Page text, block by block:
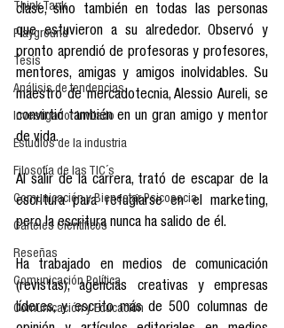
Think Tank
Playground
Tesis
Análisis de tendencias
Investigador Invitado
Estudios de la industria
Filosofía de las TIC´s
Comunicación y Bienestar Psicosocia
Carteles Científicos
Reseñas
Comunicación Política
Comunicación y Educación
clase, sino también en todas las personas
que estuvieron a su alrededor. Observó y
pronto aprendió de profesoras y profesores,
mentores, amigas y amigos inolvidables. Su
maestro de mercadotecnia, Alessio Aureli, se
convirtió también en un gran amigo y mentor
de vida.
Al salir de la carrera, trató de escapar de la
escritura para refugiarse en el marketing,
pero la escritura nunca ha salido de él.
Ha trabajado en medios de comunicación
(revistas), agencias creativas y empresas
líderes, y escrito más de 500 columnas de